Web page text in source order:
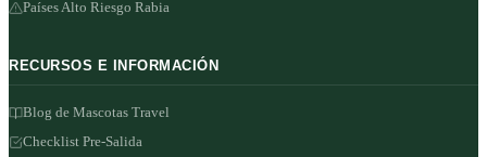
Países Alto Riesgo Rabia
RECURSOS E INFORMACIÓN
Blog de Mascotas Travel
Checklist Pre-Salida